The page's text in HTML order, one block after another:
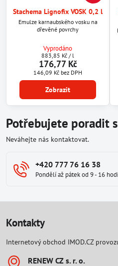
Stachema Lignofix VOSK 0,2 l
Emulze karnaubského vosku na
dřevěné povrchy
Vyprodáno
176,77 Kč
146,09 Kč bez DPH
883,85 Kč / l
Zobrazit
Potřebujete poradit
Neváhejte nás kontaktovat.
+420 777 76 16 38
Pondělí až pátek od 9 - 16
Kontakty
Internetový obchod IMOD.CZ
RENEW CZ s​. r​. o​.